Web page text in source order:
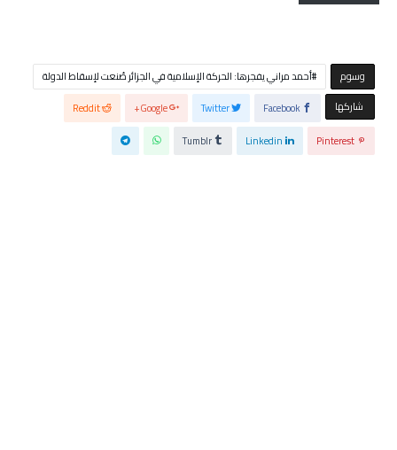
‫‫‫‫وسوم‬
أحمد مراني يفجرها: الحركة الإسلامية في الجزائر صُنعت لإسقاط الدولة
‫‫ شاركها‬
Facebook
Twitter
Google+
Reddit
Pinterest
Linkedin
Tumblr